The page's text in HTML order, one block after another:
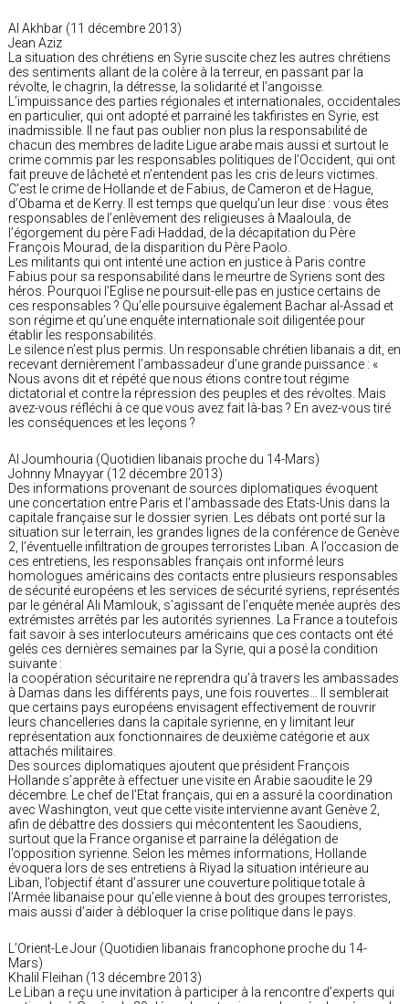
Al Akhbar (11 décembre 2013)
Jean Aziz
La situation des chrétiens en Syrie suscite chez les autres chrétiens
des sentiments allant de la colère à la terreur, en passant par la
révolte, le chagrin, la détresse, la solidarité et l’angoisse.
L’impuissance des parties régionales et internationales, occidentales
en particulier, qui ont adopté et parrainé les takfiristes en Syrie, est
inadmissible. Il ne faut pas oublier non plus la responsabilité de
chacun des membres de ladite Ligue arabe mais aussi et surtout le
crime commis par les responsables politiques de l’Occident, qui ont
fait preuve de lâcheté et n’entendent pas les cris de leurs victimes.
C’est le crime de Hollande et de Fabius, de Cameron et de Hague,
d’Obama et de Kerry. Il est temps que quelqu’un leur dise : vous êtes
responsables de l’enlèvement des religieuses à Maaloula, de
l’égorgement du père Fadi Haddad, de la décapitation du Père
François Mourad, de la disparition du Père Paolo.
Les militants qui ont intenté une action en justice à Paris contre
Fabius pour sa responsabilité dans le meurtre de Syriens sont des
héros. Pourquoi l’Eglise ne poursuit-elle pas en justice certains de
ces responsables ? Qu’elle poursuive également Bachar al-Assad et
son régime et qu’une enquête internationale soit diligentée pour
établir les responsabilités.
Le silence n’est plus permis. Un responsable chrétien libanais a dit, en
recevant dernièrement l’ambassadeur d’une grande puissance : «
Nous avons dit et répété que nous étions contre tout régime
dictatorial et contre la répression des peuples et des révoltes. Mais
avez-vous réfléchi à ce que vous avez fait là-bas ? En avez-vous tiré
les conséquences et les leçons ?
Al Joumhouria (Quotidien libanais proche du 14-Mars)
Johnny Mnayyar (12 décembre 2013)
Des informations provenant de sources diplomatiques évoquent
une concertation entre Paris et l’ambassade des Etats-Unis dans la
capitale française sur le dossier syrien. Les débats ont porté sur la
situation sur le terrain, les grandes lignes de la conférence de Genève
2, l’éventuelle infiltration de groupes terroristes Liban. A l’occasion de
ces entretiens, les responsables français ont informé leurs
homologues américains des contacts entre plusieurs responsables
de sécurité européens et les services de sécurité syriens, représentés
par le général Ali Mamlouk, s’agissant de l’enquête menée auprès des
extrémistes arrêtés par les autorités syriennes. La France a toutefois
fait savoir à ses interlocuteurs américains que ces contacts ont été
gelés ces dernières semaines par la Syrie, qui a posé la condition
suivante :
la coopération sécuritaire ne reprendra qu’à travers les ambassades
à Damas dans les différents pays, une fois rouvertes… Il semblerait
que certains pays européens envisagent effectivement de rouvrir
leurs chancelleries dans la capitale syrienne, en y limitant leur
représentation aux fonctionnaires de deuxième catégorie et aux
attachés militaires.
Des sources diplomatiques ajoutent que président François
Hollande s’apprête à effectuer une visite en Arabie saoudite le 29
décembre. Le chef de l’Etat français, qui en a assuré la coordination
avec Washington, veut que cette visite intervienne avant Genève 2,
afin de débattre des dossiers qui mécontentent les Saoudiens,
surtout que la France organise et parraine la délégation de
l’opposition syrienne. Selon les mêmes informations, Hollande
évoquera lors de ses entretiens à Riyad la situation intérieure au
Liban, l’objectif étant d’assurer une couverture politique totale à
l’Armée libanaise pour qu’elle vienne à bout des groupes terroristes,
mais aussi d’aider à débloquer la crise politique dans le pays.
L’Orient-Le Jour (Quotidien libanais francophone proche du 14-
Mars)
Khalil Fleihan (13 décembre 2013)
Le Liban a reçu une invitation à participer à la rencontre d’experts qui